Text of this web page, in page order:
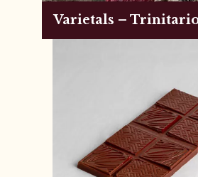
Varietals –